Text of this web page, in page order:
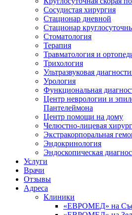
Сосудистая хирургия
Стационар дневной
Стационар
Стоматология
Терапия
Травматология и
Трихология
Ультразвуковая
Урология
Функциональная
Центр неврологии и
Пантелеймона
Центр помощи на дому
Челюстно-лицевая
Экстракорпоральная
Эндокринология
Эндоскопическая
Услуги
Врачи
Отзывы
Адреса
Клиники
«ЕВРОМЕД» на